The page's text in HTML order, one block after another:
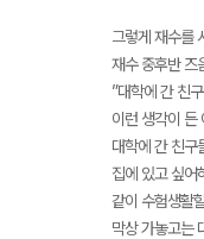
그렇게 재수를
재수 중후반 즈
”대학에 간 친
이런 생각이 든
대학에 간 친구
집에 있고 싶어
같이 수험생활
막상 가놓고는